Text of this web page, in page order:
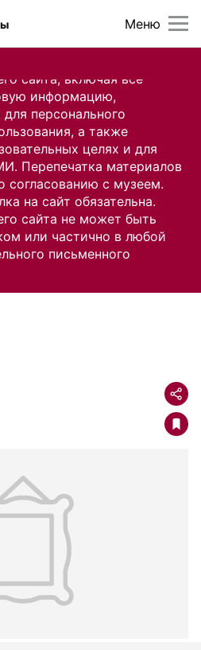
сайта, включая все
информацию,
персонального
а также
целях и для
Перепечатка материалов
согласованию с музеем.
на сайт обязательна.
сайта не может быть
или частично в любой
письменного
Меню